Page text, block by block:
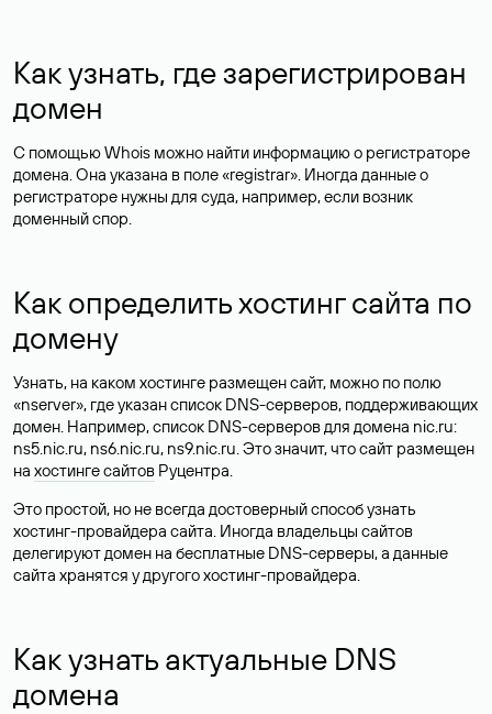
Как узнать, где зарегистрирован
домен
С помощью Whois можно найти информацию о регистраторе
домена. Она указана в поле «registrar». Иногда данные о
регистраторе нужны для суда, например, если возник
доменный спор.
Как определить хостинг сайта по
домену
Узнать, на каком хостинге размещен сайт, можно по полю
«nserver», где указан список DNS-серверов, поддерживающих
домен. Например, список DNS-серверов для домена nic.ru:
ns5.nic.ru, ns6.nic.ru, ns9.nic.ru. Это значит, что сайт размещен
на хостинге сайтов Руцентра.
Это простой, но не всегда достоверный способ узнать
хостинг-провайдера сайта. Иногда владельцы сайтов
делегируют домен на бесплатные DNS-серверы, а данные
сайта хранятся у другого хостинг-провайдера.
Как узнать актуальные DNS
домена